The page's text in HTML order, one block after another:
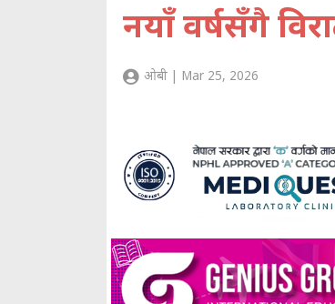
नयाँ वर्षसँगै
ओबी | Mar 25, 2026